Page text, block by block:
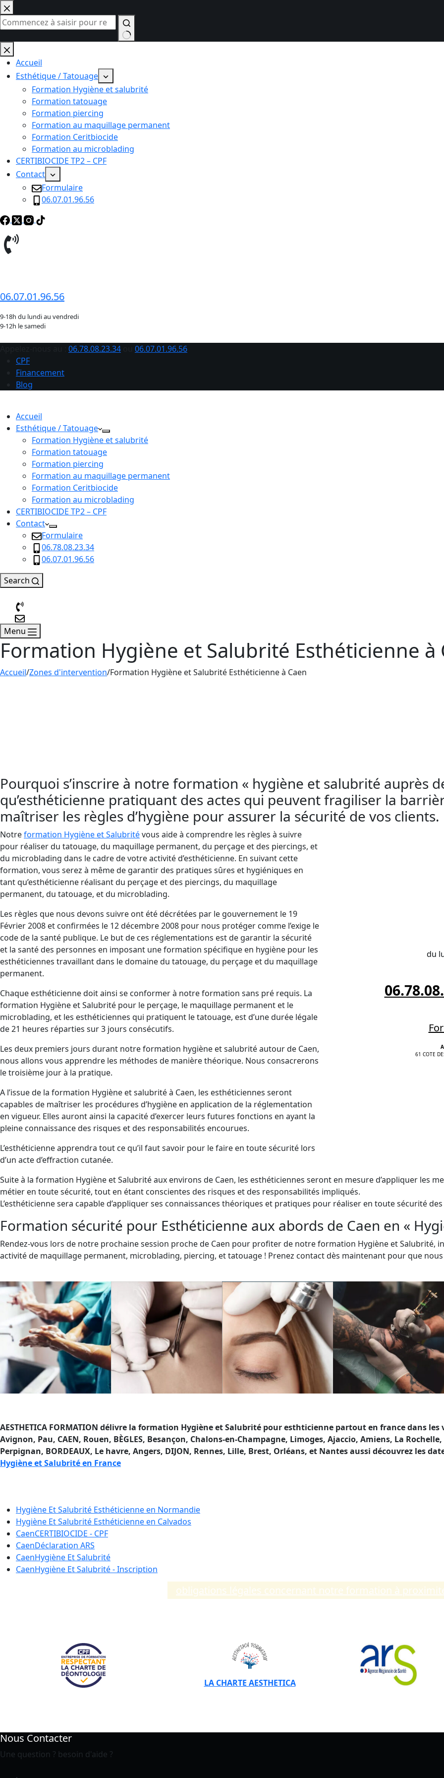
Passer
au
contenu
Aucun
résultatAccueil
Esthétique / Tatouage
Formation Hygiène et salubrité
Formation tatouage
Formation piercing
Formation au maquillage permanent
Formation Ceritbiocide
Formation au microblading
CERTIBIOCIDE TP2 – CPF
Contact
Formulaire
06.07.01.96.56
06.07.01.96.56
9-18h du lundi au vendredi
9-12h le samedi
06.78.08.23.34
06.07.01.96.56
CPF
Financement
Blog
Accueil
Esthétique / Tatouage
Formation Hygiène et salubrité
Formation tatouage
Formation piercing
Formation au maquillage permanent
Formation Ceritbiocide
Formation au microblading
CERTIBIOCIDE TP2 – CPF
Contact
Formulaire
06.78.08.23.34
06.07.01.96.56
Search
Menu
Formation Hygiène et Salubrité Esthéticienne à
Accueil/Zones d'intervention/Formation Hygiène et Salubrité Esthéticienne à Caen
Pourquoi s’inscrire à notre formation « hygiène et salubrité auprès
qu’esthéticienne pratiquant des actes qui peuvent fragiliser la
maîtriser les règles d’hygiène pour assurer la sécurité de vos clients.
Notreformation Hygiène et Salubritévous aide à comprendre les règles à suivre
pour réaliser du tatouage, du maquillage permanent, du perçage et des piercings, et
du microblading dans le cadre de votre activité d’esthéticienne. En suivant cette
formation, vous serez à même de garantir des pratiques sûres et hygiéniques en
tant qu’esthéticienne réalisant du perçage et des piercings, du maquillage
permanent, du tatouage, et du microblading.
Les règles que nous devons suivre ont été décrétées par le gouvernement le 19
Février 2008 et confirmées le 12 décembre 2008 pour nous protéger comme l’exige le
code de la santé publique. Le but de ces réglementations est de garantir la sécurité
et la santé des personnes en imposant une formation spécifique en hygiène pour les
esthéticiennes travaillant dans le domaine du tatouage, du perçage et du maquillage
permanent.
Chaque esthéticienne doit ainsi se conformer à notre formation sans pré requis. La
formation Hygiène et Salubrité pour le perçage, le maquillage permanent et le
microblading, et les esthéticiennes qui pratiquent le tatouage, est d’une durée légale
de 21 heures réparties sur 3 jours consécutifs.
Les deux premiers jours durant notre formation hygiène et salubrité autour de Caen,
nous allons vous apprendre les méthodes de manière théorique. Nous consacrerons
le troisième jour à la pratique.
A l’issue de la formation Hygiène et salubrité à Caen, les esthéticiennes seront
capables de maîtriser les procédures d’hygiène en application de la réglementation
en vigueur. Elles auront ainsi la capacité d’exercer leurs futures fonctions en ayant la
pleine connaissance des risques et des responsabilités encourues.
L’esthéticienne apprendra tout ce qu’il faut savoir pour le faire en toute sécurité lors
d’un acte d’effraction cutanée.
du
61 COTE
Suite à la formation Hygiène et Salubrité aux environs de Caen, les esthéticiennes seront en mesure d’appliquer les
métier en toute sécurité, tout en étant conscientes des risques et des responsabilités impliqués.
L’esthéticienne sera capable d’appliquer ses connaissances théoriques et pratiques pour réaliser en toute sécurité
Formation sécurité pour Esthéticienne aux abords de Caen en «
Rendez-vous lors de notre prochaine session proche de Caen pour profiter de notre formation Hygiène et Salubrité,
activité de maquillage permanent, microblading, piercing, et tatouage ! Prenez contact dès maintenant pour que
AESTHETICA FORMATION délivre la formation Hygiène et Salubrité pour esthticienne partout en france dans
Avignon, Pau, CAEN, Rouen, BÈGLES, Besançon, Chalons-en-Champagne, Limoges, Ajaccio, Amiens, La
Perpignan, BORDEAUX, Le havre, Angers, DIJON, Rennes, Lille, Brest, Orléans, et Nantes aussi découvrez les
Hygiène et Salubrité en France
Hygiène Et Salubrité Esthéticienne en Normandie
Hygiène Et Salubrité Esthéticienne en Calvados
CaenCERTIBIOCIDE - CPF
CaenDéclaration ARS
CaenHygiène Et Salubrité
CaenHygiène Et Salubrité - Inscription
obligations légales concernant notre formation à
LA CHARTE AESTHETICA
Nous Contacter
Une question ? besoin d'aide ?